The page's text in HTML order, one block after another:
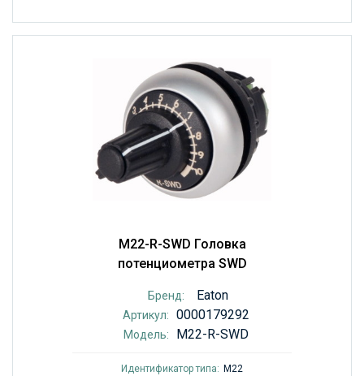
M22-R-SWD Головка
потенциометра SWD
Бренд: Eaton
Артикул: 0000179292
Модель: M22-R-SWD
Идентификатор типа: M22